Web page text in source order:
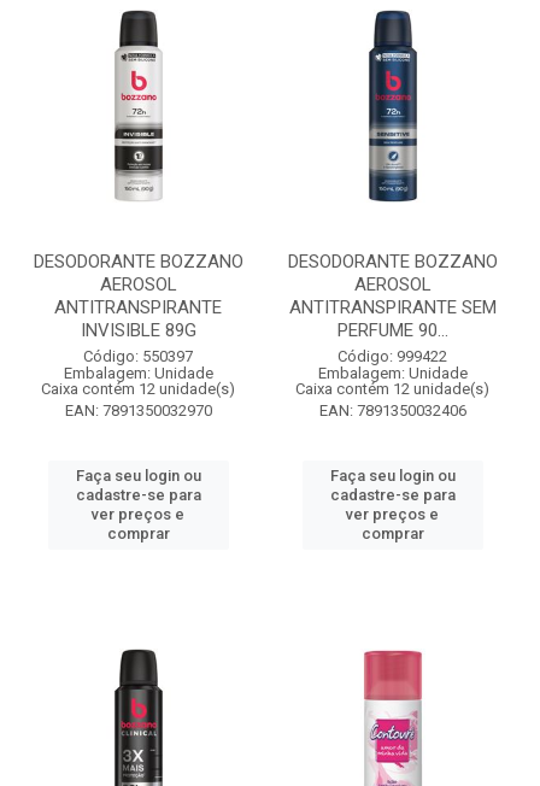
DESODORANTE BOZZANO
AEROSOL
ANTITRANSPIRANTE
INVISIBLE 89G
Código: 550397
Embalagem: Unidade
Caixa contém 12 unidade(s)
EAN: 7891350032970
Faça seu login ou
cadastre-se para
ver preços e
comprar
DESODORANTE BOZZANO
AEROSOL
ANTITRANSPIRANTE SEM
PERFUME 90...
Código: 999422
Embalagem: Unidade
Caixa contém 12 unidade(s)
EAN: 7891350032406
Faça seu login ou
cadastre-se para
ver preços e
comprar